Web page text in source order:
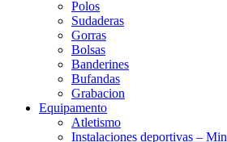
Polos
Sudaderas
Gorras
Bolsas
Banderines
Bufandas
Grabacion
Equipamento
Atletismo
Instalaciones deportivas –